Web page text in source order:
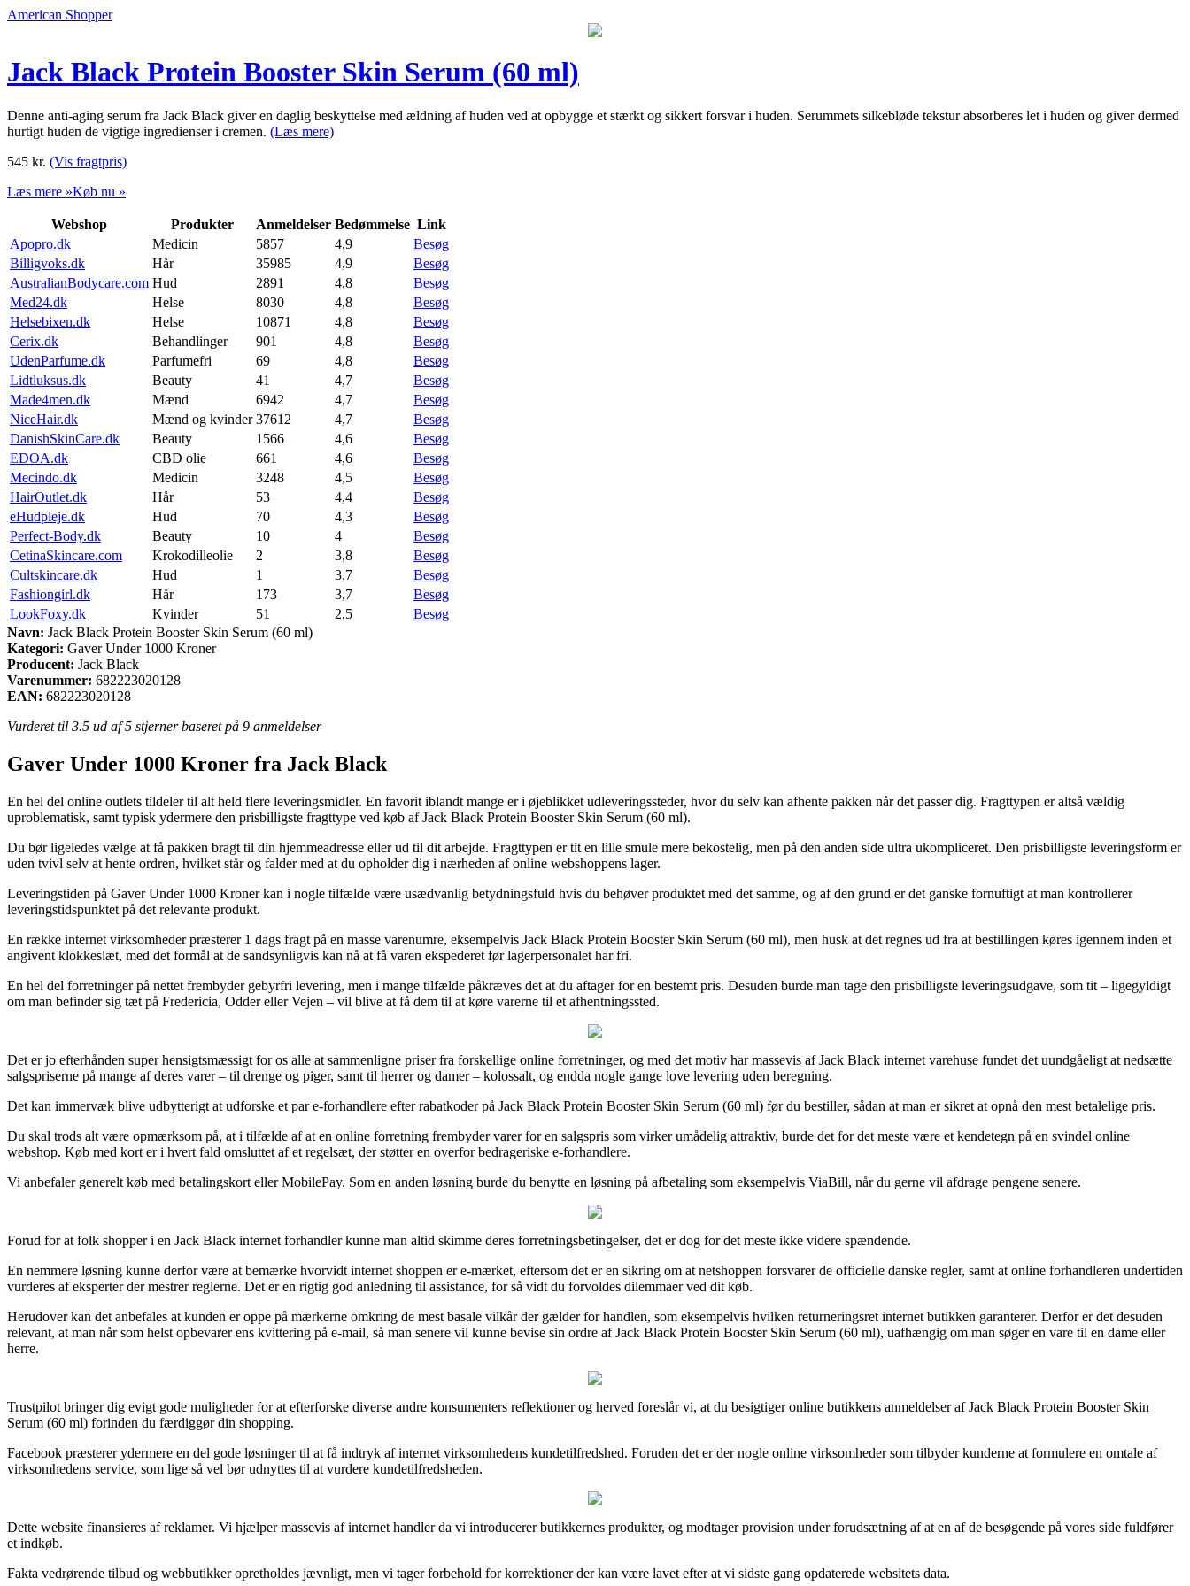
American Shopper
Jack Black Protein Booster Skin Serum (60 ml)
Denne anti-aging serum fra Jack Black giver en daglig beskyttelse med ældning af huden ved at opbygge et stærkt og sikkert forsvar i huden. Serummets silkebløde tekstur absorberes let i huden og giver dermed
hurtigt huden de vigtige ingredienser i cremen. (Læs mere)
545 kr. (Vis fragtpris)
Læs mere »Køb nu »
Webshop Produkter Anmeldelser Bedømmelse Link
Apopro.dk
Medicin 5857 4,9
Besøg
Billigvoks.dk
Hår 35985 4,9
Besøg
AustralianBodycare.com Hud 2891 4,8
Besøg
Med24.dk
Helse 8030 4,8
Besøg
Helsebixen.dk
Helse 10871 4,8
Besøg
Cerix.dk
Behandlinger 901 4,8
Besøg
UdenParfume.dk
Parfumefri 69 4,8
Besøg
Lidtluksus.dk
Beauty 41 4,7
Besøg
Made4men.dk
Mænd 6942 4,7
Besøg
NiceHair.dk
Mænd og kvinder 37612 4,7
Besøg
DanishSkinCare.dk
Beauty 1566 4,6
Besøg
EDOA.dk
CBD olie 661 4,6
Besøg
Mecindo.dk
Medicin 3248 4,5
Besøg
HairOutlet.dk
Hår 53 4,4
Besøg
eHudpleje.dk
Hud 70 4,3
Besøg
Perfect-Body.dk
Beauty 10 4
Besøg
CetinaSkincare.com
Krokodilleolie 2 3,8
Besøg
Cultskincare.dk
Hud 1 3,7
Besøg
Fashiongirl.dk
Hår 173 3,7
Besøg
LookFoxy.dk
Kvinder 51 2,5
Besøg
Navn: Jack Black Protein Booster Skin Serum (60 ml)
Kategori: Gaver Under 1000 Kroner
Producent: Jack Black
Varenummer: 682223020128
EAN: 682223020128
Vurderet til 3.5 ud af 5 stjerner baseret på 9 anmeldelser
Gaver Under 1000 Kroner fra Jack Black
En hel del online outlets tildeler til alt held flere leveringsmidler. En favorit iblandt mange er i øjeblikket udleveringssteder, hvor du selv kan afhente pakken når det passer dig. Fragttypen er altså vældig
uproblematisk, samt typisk ydermere den prisbilligste fragttype ved køb af Jack Black Protein Booster Skin Serum (60 ml).
Du bør ligeledes vælge at få pakken bragt til din hjemmeadresse eller ud til dit arbejde. Fragttypen er tit en lille smule mere bekostelig, men på den anden side ultra ukompliceret. Den prisbilligste leveringsform er
uden tvivl selv at hente ordren, hvilket står og falder med at du opholder dig i nærheden af online webshoppens lager.
Leveringstiden på Gaver Under 1000 Kroner kan i nogle tilfælde være usædvanlig betydningsfuld hvis du behøver produktet med det samme, og af den grund er det ganske fornuftigt at man kontrollerer
leveringstidspunktet på det relevante produkt.
En række internet virksomheder præsterer 1 dags fragt på en masse varenumre, eksempelvis Jack Black Protein Booster Skin Serum (60 ml), men husk at det regnes ud fra at bestillingen køres igennem inden et
angivent klokkeslæt, med det formål at de sandsynligvis kan nå at få varen ekspederet før lagerpersonalet har fri.
En hel del forretninger på nettet frembyder gebyrfri levering, men i mange tilfælde påkræves det at du aftager for en bestemt pris. Desuden burde man tage den prisbilligste leveringsudgave, som tit – ligegyldigt
om man befinder sig tæt på Fredericia, Odder eller Vejen – vil blive at få dem til at køre varerne til et afhentningssted.
Det er jo efterhånden super hensigtsmæssigt for os alle at sammenligne priser fra forskellige online forretninger, og med det motiv har massevis af Jack Black internet varehuse fundet det uundgåeligt at nedsætte
salgspriserne på mange af deres varer – til drenge og piger, samt til herrer og damer – kolossalt, og endda nogle gange love levering uden beregning.
Det kan immervæk blive udbytterigt at udforske et par e-forhandlere efter rabatkoder på Jack Black Protein Booster Skin Serum (60 ml) før du bestiller, sådan at man er sikret at opnå den mest betalelige pris.
Du skal trods alt være opmærksom på, at i tilfælde af at en online forretning frembyder varer for en salgspris som virker umådelig attraktiv, burde det for det meste være et kendetegn på en svindel online
webshop. Køb med kort er i hvert fald omsluttet af et regelsæt, der støtter en overfor bedrageriske e-forhandlere.
Vi anbefaler generelt køb med betalingskort eller MobilePay. Som en anden løsning burde du benytte en løsning på afbetaling som eksempelvis ViaBill, når du gerne vil afdrage pengene senere.
Forud for at folk shopper i en Jack Black internet forhandler kunne man altid skimme deres forretningsbetingelser, det er dog for det meste ikke videre spændende.
En nemmere løsning kunne derfor være at bemærke hvorvidt internet shoppen er e-mærket, eftersom det er en sikring om at netshoppen forsvarer de officielle danske regler, samt at online forhandleren undertiden
vurderes af eksperter der mestrer reglerne. Det er en rigtig god anledning til assistance, for så vidt du forvoldes dilemmaer ved dit køb.
Herudover kan det anbefales at kunden er oppe på mærkerne omkring de mest basale vilkår der gælder for handlen, som eksempelvis hvilken returneringsret internet butikken garanterer. Derfor er det desuden
relevant, at man når som helst opbevarer ens kvittering på e-mail, så man senere vil kunne bevise sin ordre af Jack Black Protein Booster Skin Serum (60 ml), uafhængig om man søger en vare til en dame eller
herre.
Trustpilot bringer dig evigt gode muligheder for at efterforske diverse andre konsumenters reflektioner og herved foreslår vi, at du besigtiger online butikkens anmeldelser af Jack Black Protein Booster Skin
Serum (60 ml) forinden du færdiggør din shopping.
Facebook præsterer ydermere en del gode løsninger til at få indtryk af internet virksomhedens kundetilfredshed. Foruden det er der nogle online virksomheder som tilbyder kunderne at formulere en omtale af
virksomhedens service, som lige så vel bør udnyttes til at vurdere kundetilfredsheden.
Dette website finansieres af reklamer. Vi hjælper massevis af internet handler da vi introducerer butikkernes produkter, og modtager provision under forudsætning af at en af de besøgende på vores side fuldfører
et indkøb.
Fakta vedrørende tilbud og webbutikker opretholdes jævnligt, men vi tager forbehold for korrektioner der kan være lavet efter at vi sidste gang opdaterede websitets data.